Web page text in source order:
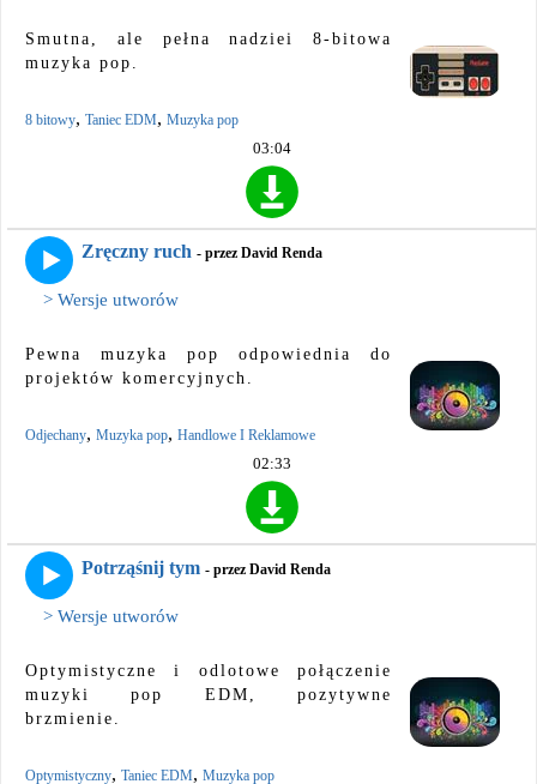
Smutna, ale pełna nadziei 8-bitowa
muzyka pop.
8 bitowy, Taniec EDM, Muzyka pop
03:04
Zręczny ruch - przez David Renda
> Wersje utworów
Pewna muzyka pop odpowiednia do
projektów komercyjnych.
Odjechany, Muzyka pop, Handlowe I Reklamowe
02:33
Potrząśnij tym - przez David Renda
> Wersje utworów
Optymistyczne i odlotowe połączenie
muzyki pop EDM, pozytywne
brzmienie.
Optymistyczny, Taniec EDM, Muzyka pop